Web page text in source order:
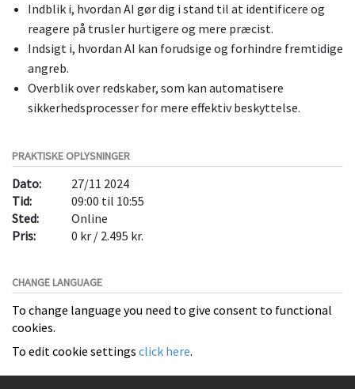
Indblik i, hvordan AI gør dig i stand til at identificere og
reagere på trusler hurtigere og mere præcist.
Indsigt i, hvordan AI kan forudsige og forhindre fremtidige
angreb.
Overblik over redskaber, som kan automatisere
sikkerhedsprocesser for mere effektiv beskyttelse.
PRAKTISKE OPLYSNINGER
Dato:
27/11 2024
Tid:
09:00 til 10:55
Sted:
Online
Pris:
0 kr / 2.495 kr.
CHANGE LANGUAGE
To change language you need to give consent to functional
cookies.
To edit cookie settings click here.